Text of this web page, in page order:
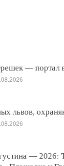
— портал
львов,
— 2026: